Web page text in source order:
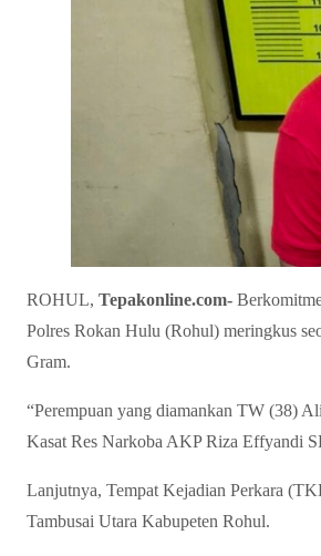
ROHUL, Tepakonline.com-
Polres Rokan Hulu (Rohul) meringkus
Gram.
“Perempuan yang diamankan TW (38)
Kasat Res Narkoba AKP Riza Effyandi
Lanjutnya, Tempat Kejadian Perkara
Tambusai Utara Kabupeten Rohul.